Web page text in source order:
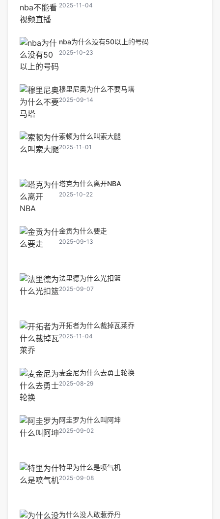
2025-11-04
nba为什么没有50以上的号码
2025-10-23
穆里尼奥为什么不要马塔
2025-09-14
索顿为什么叫索大腿
2025-11-01
塔克为什么离开NBA
2025-10-22
金贡为什么要走
2025-09-13
法里德为什么光扣篮
2025-09-07
开拓者为什么裁掉瓦莱乔
2025-11-04
麦金尼为什么去勇士轮换
2025-08-29
阿圭罗为什么叫阿坤
2025-09-02
特里为什么是喷气机
2025-09-08
为什么没人敢惹乔丹